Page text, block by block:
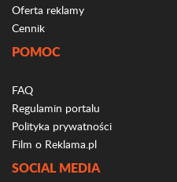
Oferta reklamy
Cennik
POMOC
FAQ
Regulamin portalu
Polityka prywatności
Film o Reklama.pl
SOCIAL MEDIA